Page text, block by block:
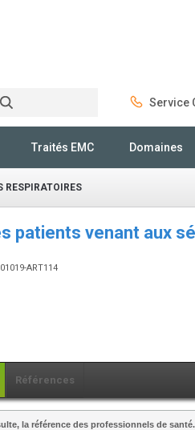
Service
Traités EMC Domaines
RESPIRATOIRES
patients venant aux
ART114
Références
la référence des professionnels de santé.